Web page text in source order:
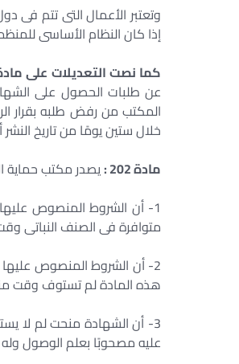
وتعتبر الأعمال التى تتم
إذا كان النظام الأساسى
كما نصت التعديلات على مادة 201 / فقرة
عن طلبات الحصول على
المكتب من رفض طلبه بقرار
خلال ستين يومًا من تاريخ
مادة 202 :
يصدر مكتب حماية
متوافرة فى الصنف النباتى
هذه المادة لم تستوف وقت منح
3- أن الشهادة منحت لم لا
عليه مصحوبًا بعلم الوصول